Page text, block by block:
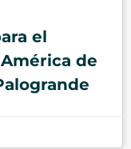
el
de